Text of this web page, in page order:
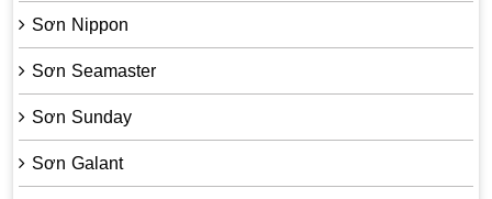
Sơn Nippon
Sơn Seamaster
Sơn Sunday
Sơn Galant